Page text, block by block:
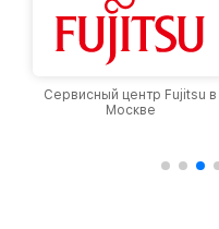
позволяет
услуги курьера
обеспечат
полной
положительные
Сервисный центр Fujitsu в
Москве